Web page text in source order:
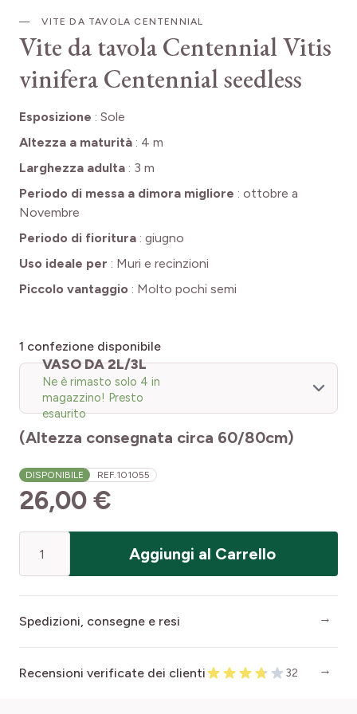
VITE DA TAVOLA CENTENNIAL
Vite da tavola CentennialVitis
vinifera Centennial seedless
Esposizione : Sole
Altezza a maturità : 4 m
Larghezza adulta : 3 m
Periodo di messa a dimora migliore : ottobre a
Novembre
Periodo di fioritura : giugno
Uso ideale per : Muri e recinzioni
Piccolo vantaggio : Molto pochi semi
1 confezione disponibile
VASO DA 2L/3L
Ne è rimasto solo 4 in
magazzino! Presto
esaurito
(Altezza consegnata circa 60/80cm)
DISPONIBILE REF.101055
26,00 €
Aggiungi al Carrello
Spedizioni, consegne e resi
Recensioni verificate dei clienti 32